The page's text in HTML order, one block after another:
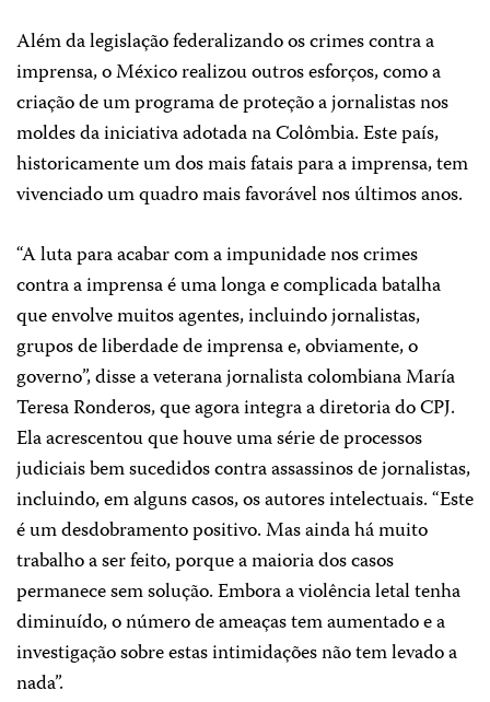
Além da legislação federalizando os crimes contra a
imprensa, o México realizou outros esforços, como a
criação de um programa de proteção a jornalistas nos
moldes da iniciativa adotada na Colômbia. Este país,
historicamente um dos mais fatais para a imprensa, tem
vivenciado um quadro mais favorável nos últimos anos.
“A luta para acabar com a impunidade nos crimes
contra a imprensa é uma longa e complicada batalha
que envolve muitos agentes, incluindo jornalistas,
grupos de liberdade de imprensa e, obviamente, o
governo”, disse a veterana jornalista colombiana María
Teresa Ronderos, que agora integra a diretoria do CPJ.
Ela acrescentou que houve uma série de processos
judiciais bem sucedidos contra assassinos de jornalistas,
incluindo, em alguns casos, os autores intelectuais. “Este
é um desdobramento positivo. Mas ainda há muito
trabalho a ser feito, porque a maioria dos casos
permanece sem solução. Embora a violência letal tenha
diminuído, o número de ameaças tem aumentado e a
investigação sobre estas intimidações não tem levado a
nada”.